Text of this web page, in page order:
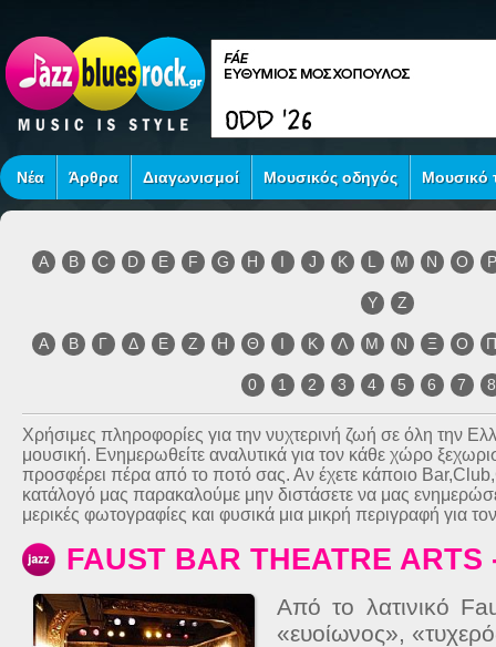
Νέα Άρθρα Διαγωνισμοί Μουσικός οδηγός Μουσικό
A B C D E F G H I J K L M N O P
Y Z
Α Β Γ Δ Ε Ζ Η Θ Ι Κ Λ Μ Ν Ξ Ο
0 1 2 3 4 5 6 7 8
Χρήσιμες πληροφορίες για την νυχτερινή ζωή σε όλη την
μουσική. Ενημερωθείτε αναλυτικά για τον κάθε χώρο
προσφέρει πέρα από το ποτό σας. Αν έχετε κάποιο
κατάλογό μας παρακαλούμε μην διστάσετε να μας
μερικές φωτογραφίες και φυσικά μια μικρή περιγραφή για
FAUST BAR THEATRE
Από το λατινικό
«ευοίωνος»,